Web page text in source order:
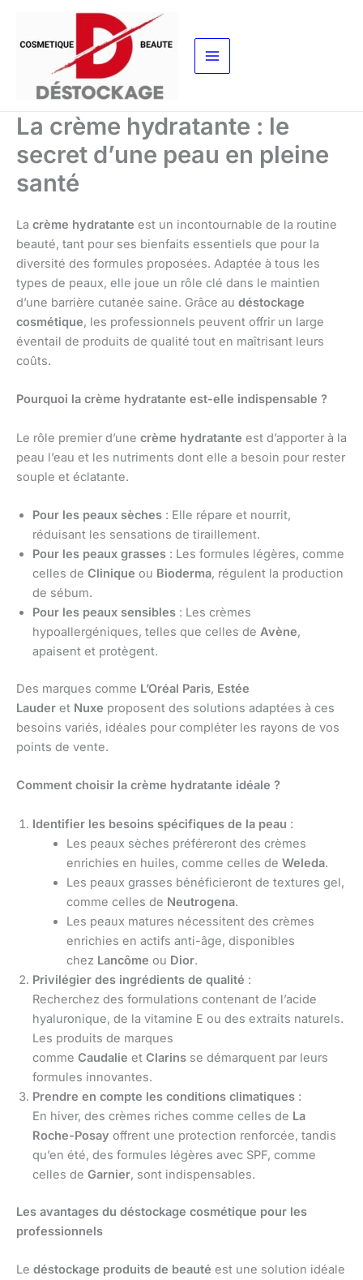
contenu
La crème hydratante : le
secret d’une peau en pleine
santé
La crème hydratante est un incontournable de la routine
beauté, tant pour ses bienfaits essentiels que pour la
diversité des formules proposées. Adaptée à tous les
types de peaux, elle joue un rôle clé dans le maintien
d’une barrière cutanée saine. Grâce au déstockage
cosmétique, les professionnels peuvent offrir un large
éventail de produits de qualité tout en maîtrisant leurs
coûts.
Pourquoi la crème hydratante est-elle indispensable ?
Le rôle premier d’une crème hydratante est d’apporter à la
peau l’eau et les nutriments dont elle a besoin pour rester
souple et éclatante.
Pour les peaux sèches : Elle répare et nourrit,
réduisant les sensations de tiraillement.
Pour les peaux grasses : Les formules légères, comme
celles de Clinique ou Bioderma, régulent la production
de sébum.
Pour les peaux sensibles : Les crèmes
hypoallergéniques, telles que celles de Avène,
apaisent et protègent.
Des marques comme L’Oréal Paris, Estée
Lauder et Nuxe proposent des solutions adaptées à ces
besoins variés, idéales pour compléter les rayons de vos
points de vente.
Comment choisir la crème hydratante idéale ?
Identifier les besoins spécifiques de la peau :
Les peaux sèches préféreront des crèmes
enrichies en huiles, comme celles de Weleda.
Les peaux grasses bénéficieront de textures gel,
comme celles de Neutrogena.
Les peaux matures nécessitent des crèmes
enrichies en actifs anti-âge, disponibles
chez Lancôme ou Dior.
Privilégier des ingrédients de qualité :
Recherchez des formulations contenant de l’acide
hyaluronique, de la vitamine E ou des extraits naturels.
Les produits de marques
comme Caudalie et Clarins se démarquent par leurs
formules innovantes.
Prendre en compte les conditions climatiques :
En hiver, des crèmes riches comme celles de La
Roche-Posay offrent une protection renforcée, tandis
qu’en été, des formules légères avec SPF, comme
celles de Garnier, sont indispensables.
Les avantages du déstockage cosmétique pour les
professionnels
Le déstockage produits de beauté est une solution idéale